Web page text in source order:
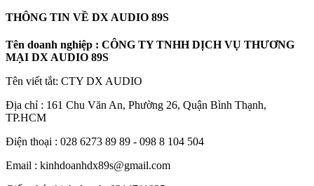
THÔNG TIN VỀ DX AUDIO 89S
Tên doanh nghiệp : CÔNG TY TNHH DỊCH VỤ THƯƠNG
MẠI DX AUDIO 89S
Tên viết tắt: CTY DX AUDIO
Địa chỉ : 161 Chu Văn An, Phường 26, Quận Bình Thạnh,
TP.HCM
Điện thoại : 028 6273 89 89 - 098 8 104 504
Email : kinhdoanhdx89s@gmail.com